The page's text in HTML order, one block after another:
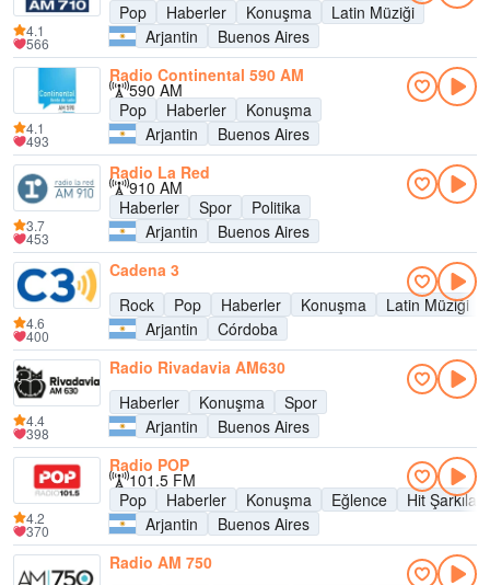
Pop
Haberler Konuşma
Latin Müziği
Arjantin
Buenos Aires
4.1
566
Radio Continental 590 AM
590 AM
Pop
Haberler
Konuşma
Arjantin
Buenos Aires
4.1
493
Radio La Red
910 AM
Haberler
Spor
Politika
Arjantin
Buenos Aires
3.7
453
Cadena 3
Rock
Pop Haberler Konuşma Latin Müziği
Arjantin
Córdoba
4.6
400
Radio Rivadavia AM630
Haberler
Konuşma
Spor
Arjantin
Buenos Aires
4.4
398
Radio POP
101.5 FM
Pop
Haberler Konuşma Eğlence
Hit Şarkılar
Arjantin
Buenos Aires
4.2
370
Radio AM 750